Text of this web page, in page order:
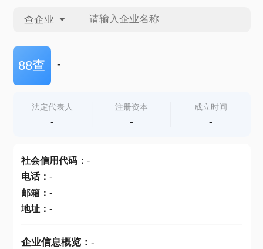
查企业
查企业
查产地
88查 -
法定代表人
-
注册资本
-
成立时间
-
社会信用代码： -
电话： -
邮箱： -
地址： -
企业信息概览： -